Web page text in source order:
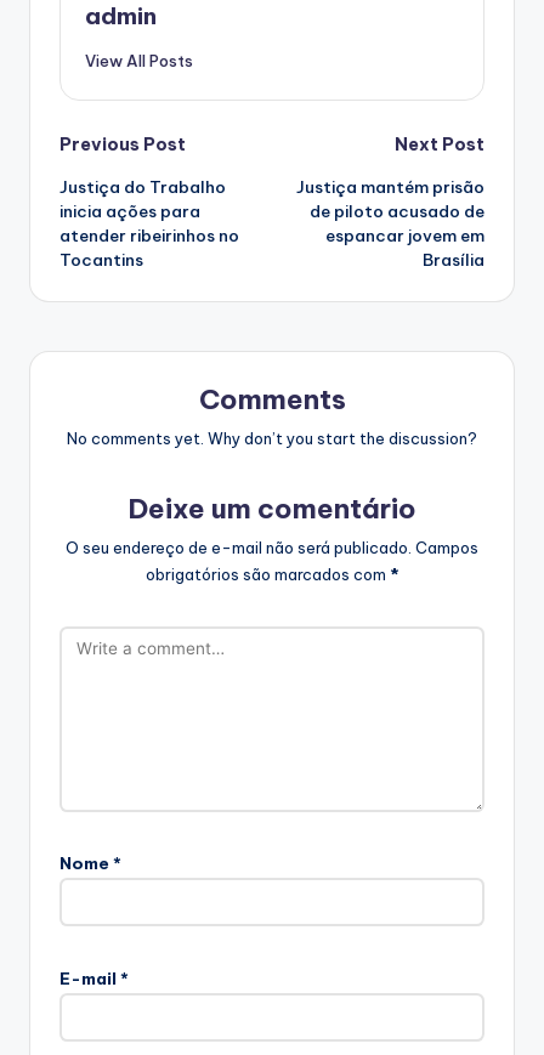
admin
View All Posts
Post
navigation
Previous Post
Justiça do Trabalho
inicia ações para
atender ribeirinhos no
Tocantins
Next Post
Justiça mantém prisão
de piloto acusado de
espancar jovem em
Brasília
Comments
No comments yet. Why don’t you start the discussion?
Deixe um comentário
O seu endereço de e-mail não será publicado. Campos
obrigatórios são marcados com *
Nome *
E-mail *